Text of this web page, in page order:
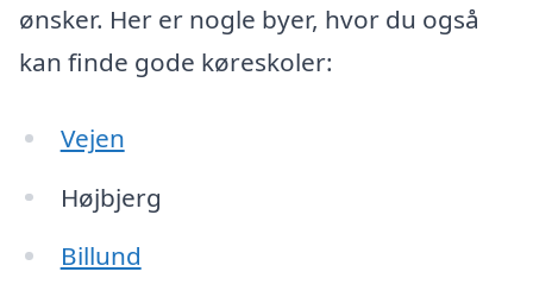
ønsker. Her er nogle byer, hvor du også
kan finde gode køreskoler:
Vejen
Højbjerg
Billund